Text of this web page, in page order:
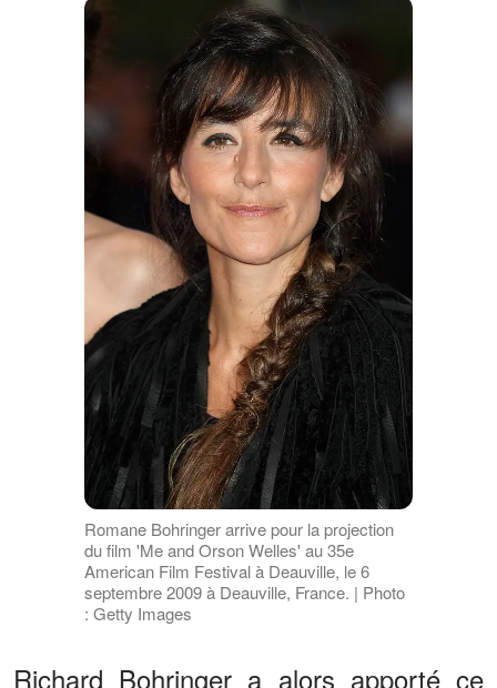
Romane Bohringer arrive pour la projection
du film 'Me and Orson Welles' au 35e
American Film Festival à Deauville, le 6
septembre 2009 à Deauville, France. | Photo
: Getty Images
Richard Bohringer a alors apporté ce